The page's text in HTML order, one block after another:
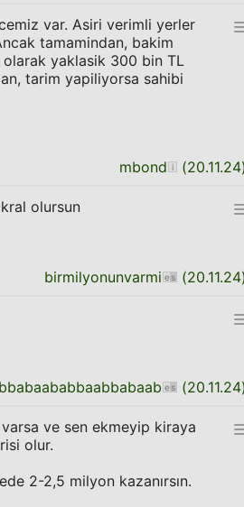
var. Asiri verimli yerler
tamamindan, bakim
yaklasik 300 bin TL
tarim yapiliyorsa sahibi
mbond (20.11.24
olursun
birmilyonunvarmi (20.11.24
(20.11.24
ve sen ekmeyip kiraya
olur.
2-2,5 milyon kazanırsın.